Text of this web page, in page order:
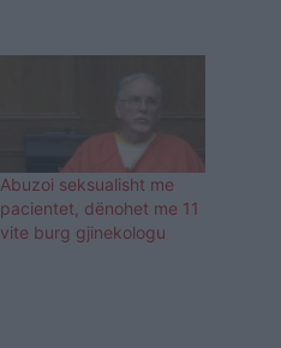
Abuzoi seksualisht me
pacientet, dënohet me 11
vite burg gjinekologu